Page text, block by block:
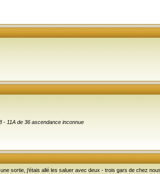
- 11A de 36 ascendance inconnue
sortie, j'étais allé les saluer avec deux - trois gars de chez